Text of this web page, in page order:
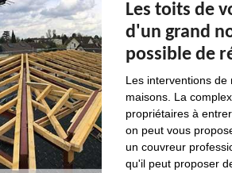
Les toits de
d'un grand
possible de
Les interventions de
maisons. La
propriétaires à
on peut vous
un couvreur
qu'il peut proposer